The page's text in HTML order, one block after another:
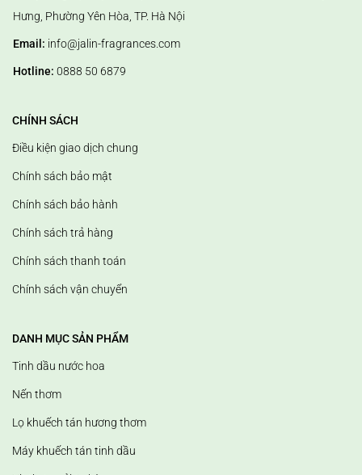
Hưng, Phường Yên Hòa, TP. Hà Nội
Email: info@jalin-fragrances.com
Hotline: 0888 50 6879
CHÍNH SÁCH
Điều kiện giao dịch chung
Chính sách bảo mật
Chính sách bảo hành
Chính sách trả hàng
Chính sách thanh toán
Chính sách vận chuyển
DANH MỤC SẢN PHẨM
Tinh dầu nước hoa
Nến thơm
Lọ khuếch tán hương thơm
Máy khuếch tán tinh dầu